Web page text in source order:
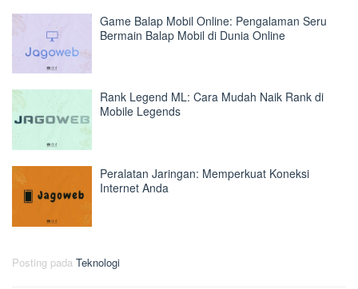
Game Balap Mobil Online: Pengalaman Seru
Bermain Balap Mobil di Dunia Online
Rank Legend ML: Cara Mudah Naik Rank di
Mobile Legends
Peralatan Jaringan: Memperkuat Koneksi
Internet Anda
Posting pada Teknologi